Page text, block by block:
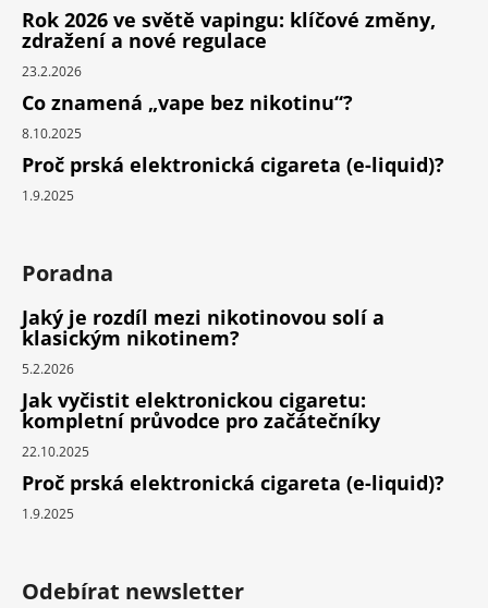
Rok 2026 ve světě vapingu: klíčové změny,
zdražení a nové regulace
23.2.2026
Co znamená „vape bez nikotinu“?
8.10.2025
Proč prská elektronická cigareta (e-liquid)?
1.9.2025
Poradna
Jaký je rozdíl mezi nikotinovou solí a
klasickým nikotinem?
5.2.2026
Jak vyčistit elektronickou cigaretu:
kompletní průvodce pro začátečníky
22.10.2025
Proč prská elektronická cigareta (e-liquid)?
1.9.2025
Odebírat newsletter